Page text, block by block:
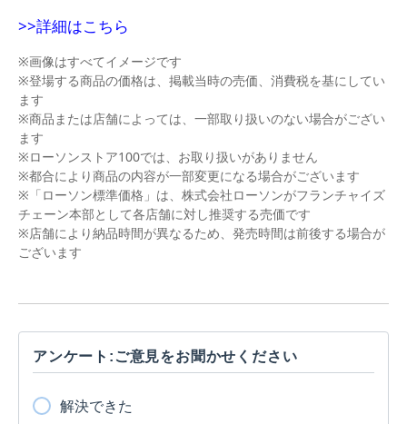
>>詳細はこちら
※画像はすべてイメージです
※登場する商品の価格は、掲載当時の売価、消費税を基にしてい
ます
※商品または店舗によっては、一部取り扱いのない場合がござい
ます
※ローソンストア100では、お取り扱いがありません
※都合により商品の内容が一部変更になる場合がございます
※「ローソン標準価格」は、株式会社ローソンがフランチャイズ
チェーン本部として各店舗に対し推奨する売価です
※店舗により納品時間が異なるため、発売時間は前後する場合が
ございます
アンケート:ご意見をお聞かせください
解決できた